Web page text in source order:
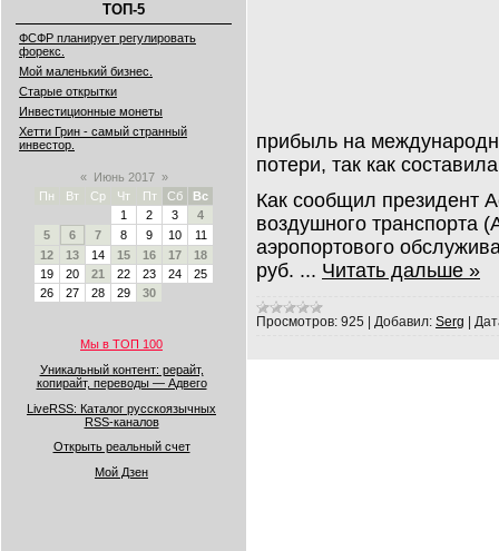
ТОП-5
ФСФР планирует регулировать
форекс.
Мой маленький бизнес.
Старые открытки
Инвестиционные монеты
Хетти Грин - самый странный
инвестор.
« Июнь 2017 »
Пн
Вт Ср Чт Пт Сб
Вс
1
2 3
4
5
6 7 8 9 10
11
12
13 14 15 16 17
18
19
20 21 22 23 24
25
26
27 28 29 30
Мы в ТОП 100
Уникальный контент: рерайт,
копирайт, переводы — Адвего
LiveRSS: Каталог русскоязычных
RSS-каналов
Открыть реальный счет
Мой Дзен
прибыль на
потери, так как
Как сообщил президент
воздушного транспорта
аэропортового
руб. ... Читать дальше »
Просмотров: 925 Добавил: Serg